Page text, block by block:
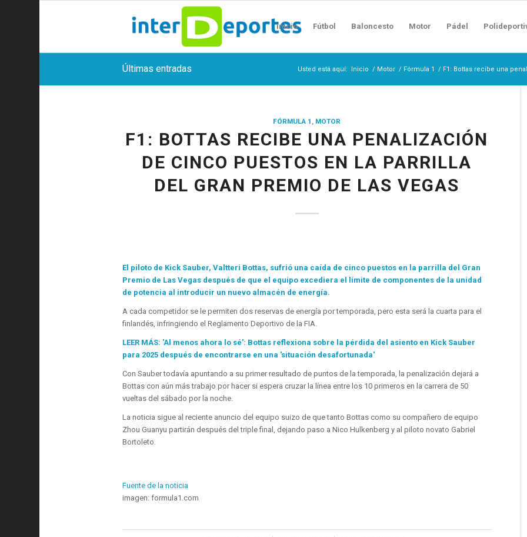
Inicio Fútbol Baloncesto Motor Pádel
Últimas entradas Usted está aquí: Inicio / Motor / Fórmula 1 / F1: Bottas recibe una
FÓRMULA 1 , MOTOR
F1: BOTTAS RECIBE UNA PENALIZACIÓN
DE CINCO PUESTOS EN LA PARRILLA
DEL GRAN PREMIO DE LAS VEGAS
El piloto de Kick Sauber, Valtteri Bottas, sufrió una caída de cinco puestos en la parrilla del Gran
Premio de Las Vegas después de que el equipo excediera el límite de componentes de la unidad
de potencia al introducir un nuevo almacén de energía.
A cada competidor se le permiten dos reservas de energía por temporada, pero esta será la cuarta para el
finlandés, infringiendo el Reglamento Deportivo de la FIA.
LEER MÁS: 'Al menos ahora lo sé': Bottas reflexiona sobre la pérdida del asiento en Kick Sauber
para 2025 después de encontrarse en una 'situación desafortunada'
Con Sauber todavía apuntando a su primer resultado de puntos de la temporada, la penalización dejará a
Bottas con aún más trabajo por hacer si espera cruzar la línea entre los 10 primeros en la carrera de 50
vueltas del sábado por la noche.
La noticia sigue al reciente anuncio del equipo suizo de que tanto Bottas como su compañero de equipo
Zhou Guanyu partirán después del triple final, dejando paso a Nico Hulkenberg y al piloto novato Gabriel
Bortoleto.
Fuente de la noticia
imagen: formula1.com